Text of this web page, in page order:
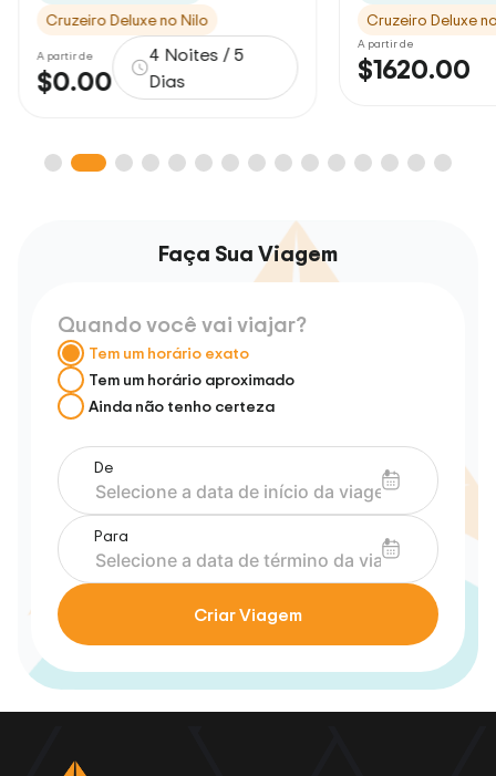
Cruzeiro Deluxe no Nilo
A partir de
$0.00
4 Noites / 5
Dias
Cruzeiro Deluxe
A partir de
$1620.00
Faça Sua Viagem
Quando você vai viajar?
Tem um horário exato
Tem um horário aproximado
Ainda não tenho certeza
De
Para
Criar Viagem